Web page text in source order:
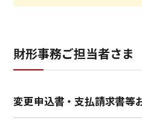
財形事務ご担当者さま
変更申込書・支払請求書等